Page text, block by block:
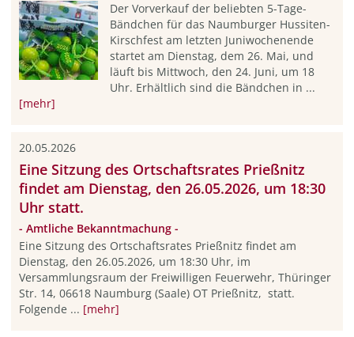
Der Vorverkauf der beliebten 5-Tage-
Bändchen für das Naumburger Hussiten-
Kirschfest am letzten Juniwochenende
startet am Dienstag, dem 26. Mai, und
läuft bis Mittwoch, den 24. Juni, um 18
Uhr. Erhältlich sind die Bändchen in ...
[mehr]
20.05.2026
Eine Sitzung des Ortschaftsrates Prießnitz
findet am Dienstag, den 26.05.2026, um 18:30
Uhr statt.
- Amtliche Bekanntmachung -
Eine Sitzung des Ortschaftsrates Prießnitz findet am
Dienstag, den 26.05.2026, um 18:30 Uhr, im
Versammlungsraum der Freiwilligen Feuerwehr, Thüringer
Str. 14, 06618 Naumburg (Saale) OT Prießnitz, statt.
Folgende ... [mehr]